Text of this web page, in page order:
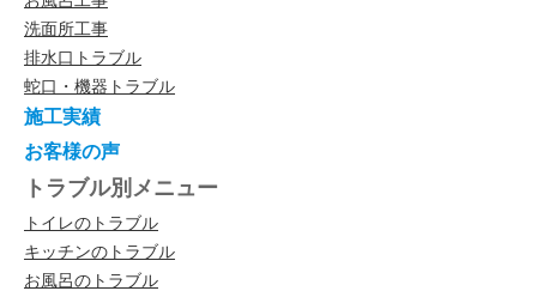
洗面所工事
排水口トラブル
蛇口・機器トラブル
施工実績
お客様の声
トラブル別メニュー
トイレのトラブル
キッチンのトラブル
お風呂のトラブル